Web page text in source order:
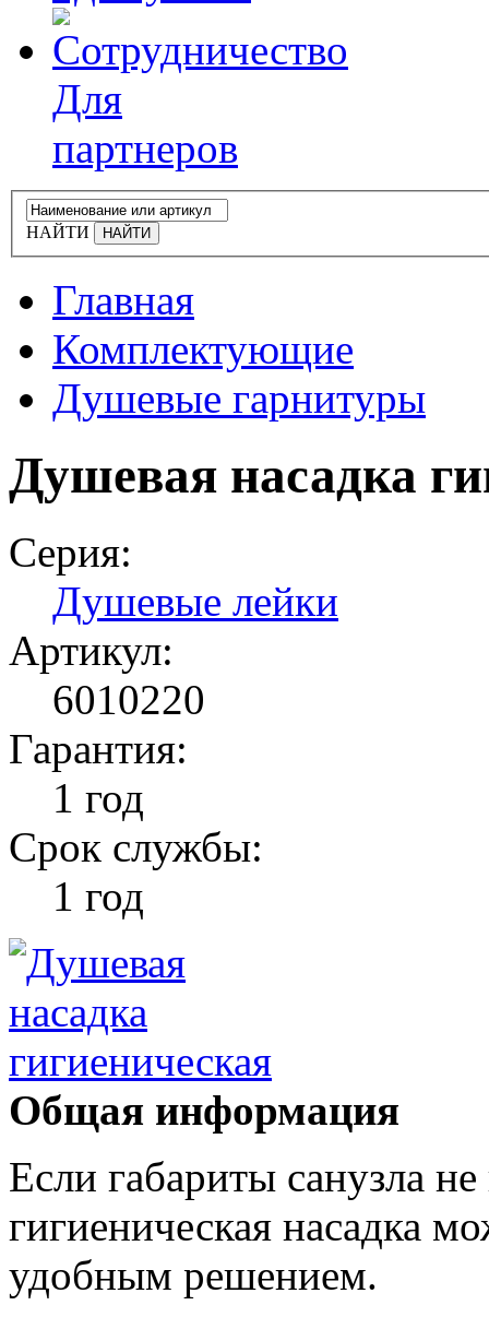
Для
партнеров
НАЙТИ
Главная
Комплектующие
Душевые гарнитуры
Душевая насадка
Серия:
Душевые лейки
Артикул:
6010220
Гарантия:
1 год
Срок службы:
1 год
Общая информация
Если габариты санузла
гигиеническая насадка
удобным решением.